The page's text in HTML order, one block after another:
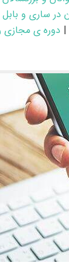
در ساری و
| دوره ی مجازی